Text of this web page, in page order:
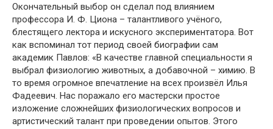
Окончательный выбор он сделал под влиянием
профессора И. Ф. Циона – талантливого учёного,
блестящего лектора и искусного экспериментатора. Вот
как вспоминал тот период своей биографии сам
академик Павлов: «В качестве главной специальности я
выбрал физиологию животных, а добавочной – химию. В
то время огромное впечатление на всех произвёл Илья
Фадеевич. Нас поражало его мастерски простое
изложение сложнейших физиологических вопросов и
артистический талант при проведении опытов. Этого